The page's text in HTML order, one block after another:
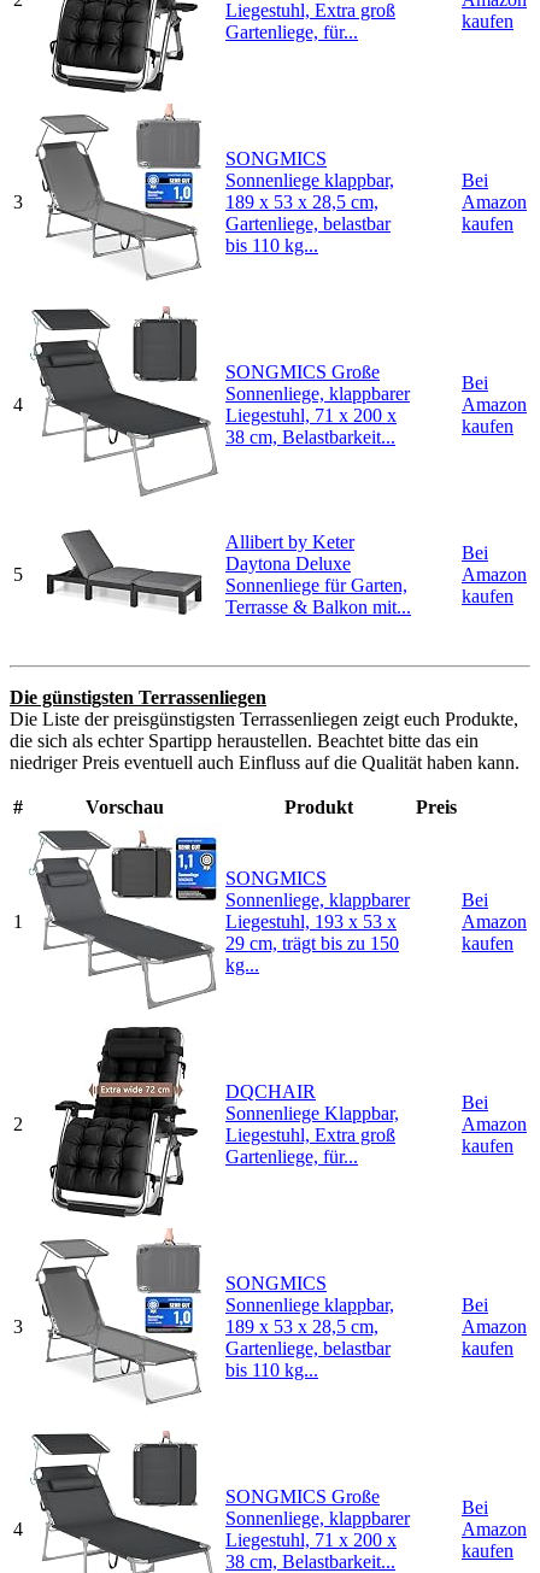
Liegestuhl, Extra groß
Gartenliege, für...
kaufen
3
SONGMICS
Sonnenliege klappbar,
189 x 53 x 28,5 cm,
Gartenliege, belastbar
bis 110 kg...
Bei
Amazon
kaufen
4
SONGMICS Große
Sonnenliege, klappbarer
Liegestuhl, 71 x 200 x
38 cm, Belastbarkeit...
Bei
Amazon
kaufen
5
Allibert by Keter
Daytona Deluxe
Sonnenliege für Garten,
Terrasse & Balkon mit...
Bei
Amazon
kaufen
Die günstigsten Terrassenliegen
Die Liste der preisgünstigsten Terrassenliegen zeigt euch Produkte,
die sich als echter Spartipp heraustellen. Beachtet bitte das ein
niedriger Preis eventuell auch Einfluss auf die Qualität haben kann.
# Vorschau Produkt Preis
1
SONGMICS
Sonnenliege, klappbarer
Liegestuhl, 193 x 53 x
29 cm, trägt bis zu 150
kg...
Bei
Amazon
kaufen
2
DQCHAIR
Sonnenliege Klappbar,
Liegestuhl, Extra groß
Gartenliege, für...
Bei
Amazon
kaufen
3
SONGMICS
Sonnenliege klappbar,
189 x 53 x 28,5 cm,
Gartenliege, belastbar
bis 110 kg...
Bei
Amazon
kaufen
4
SONGMICS Große
Sonnenliege, klappbarer
Liegestuhl, 71 x 200 x
38 cm, Belastbarkeit...
Bei
Amazon
kaufen